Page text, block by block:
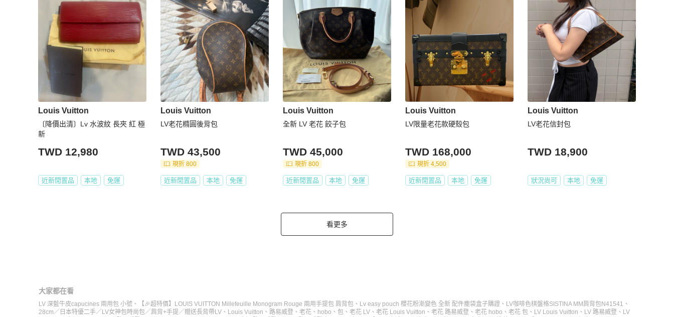
Louis Vuitton
〔降價出清〕Lv 水波紋 長夾 紅 極
新
TWD 12,980
近新閒置品 本地 免運
Louis Vuitton
LV老花橢圓後背包
TWD 43,500
現折 800
近新閒置品 本地 免運
Louis Vuitton
全新 LV 老花 餃子包
TWD 45,000
現折 800
近新閒置品 本地 免運
Louis Vuitton
LV限量老花款硬殼包
TWD 168,000
現折 4,500
近新閒置品 本地 免運
Louis Vuitton
LV老花信封包
TWD 18,900
狀況尚可 本地 免運
看更多
大家都在看
LV 深藍牛皮capucines 兩用包 小號 、 【🎉超特價】LOUIS VUITTON Millefeuille Monogram Rouge 兩用手提包 肩背包 、 Lv easy pouch 櫻花粉漸變色 全新 配件塵袋盒子購證 、 LV咖啡色棋盤格SISTINA MM肩背包N41541 、
28cm／日本特優二手／LV女神包時尚包／肩背+手提／贈送長背帶 LV 、 Louis Vuitton 、 路易威登 、 老花 、 hobo 、 包 、 老花 LV 、 老花 Louis Vuitton 、 老花 路易威登 、 老花 hobo 、 老花 包 、 LV Louis Vuitton 、 LV 路易威登 、 LV